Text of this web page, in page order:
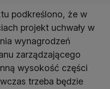
podkreślono, że w
projekt uchwały w
wynagrodzeń
zarządzającego
wysokość części
trzeba będzie